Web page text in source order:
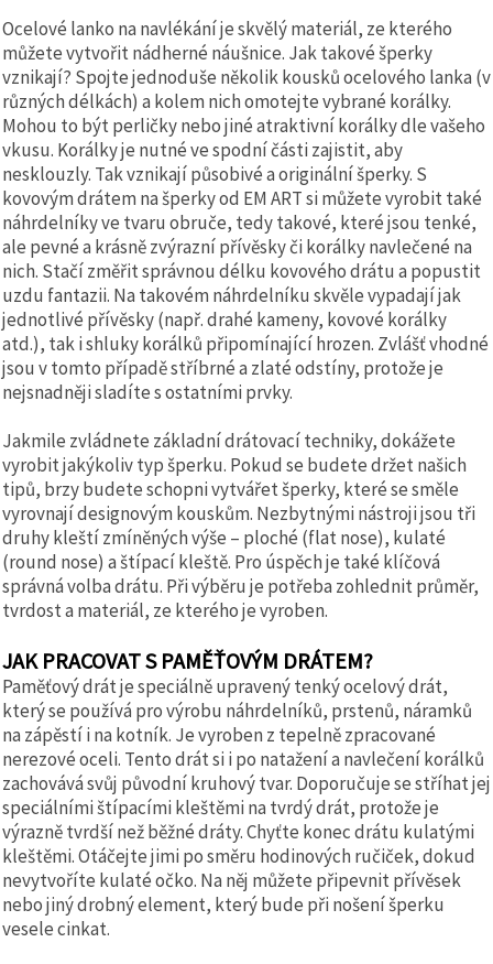
Ocelové lanko na navlékání je skvělý materiál, ze kterého
můžete vytvořit nádherné náušnice. Jak takové šperky
vznikají? Spojte jednoduše několik kousků ocelového lanka (v
různých délkách) a kolem nich omotejte vybrané korálky.
Mohou to být perličky nebo jiné atraktivní korálky dle vašeho
vkusu. Korálky je nutné ve spodní části zajistit, aby
nesklouzly. Tak vznikají působivé a originální šperky. S
kovovým drátem na šperky od EM ART si můžete vyrobit také
náhrdelníky ve tvaru obruče, tedy takové, které jsou tenké,
ale pevné a krásně zvýrazní přívěsky či korálky navlečené na
nich. Stačí změřit správnou délku kovového drátu a popustit
uzdu fantazii. Na takovém náhrdelníku skvěle vypadají jak
jednotlivé přívěsky (např. drahé kameny, kovové korálky
atd.), tak i shluky korálků připomínající hrozen. Zvlášť vhodné
jsou v tomto případě stříbrné a zlaté odstíny, protože je
nejsnadněji sladíte s ostatními prvky.
Jakmile zvládnete základní drátovací techniky, dokážete
vyrobit jakýkoliv typ šperku. Pokud se budete držet našich
tipů, brzy budete schopni vytvářet šperky, které se směle
vyrovnají designovým kouskům. Nezbytnými nástroji jsou tři
druhy kleští zmíněných výše – ploché (flat nose), kulaté
(round nose) a štípací kleště. Pro úspěch je také klíčová
správná volba drátu. Při výběru je potřeba zohlednit průměr,
tvrdost a materiál, ze kterého je vyroben.
JAK PRACOVAT S PAMĚŤOVÝM DRÁTEM?
Paměťový drát je speciálně upravený tenký ocelový drát,
který se používá pro výrobu náhrdelníků, prstenů, náramků
na zápěstí i na kotník. Je vyroben z tepelně zpracované
nerezové oceli. Tento drát si i po natažení a navlečení korálků
zachovává svůj původní kruhový tvar. Doporučuje se stříhat jej
speciálními štípacími kleštěmi na tvrdý drát, protože je
výrazně tvrdší než běžné dráty. Chyťte konec drátu kulatými
kleštěmi. Otáčejte jimi po směru hodinových ručiček, dokud
nevytvoříte kulaté očko. Na něj můžete připevnit přívěsek
nebo jiný drobný element, který bude při nošení šperku
vesele cinkat.